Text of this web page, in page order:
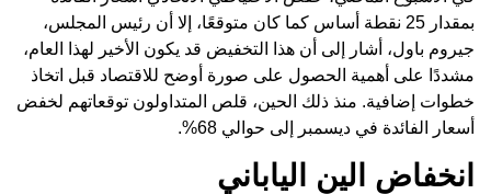
بمقدار 25 نقطة أساس كما كان متوقعًا، إلا أن رئيس المجلس،
جيروم باول، أشار إلى أن هذا التخفيض قد يكون الأخير لهذا العام،
مشددًا على أهمية الحصول على صورة أوضح للاقتصاد قبل اتخاذ
خطوات إضافية. منذ ذلك الحين، قلص المتداولون توقعاتهم لخفض
أسعار الفائدة في ديسمبر إلى حوالي 68%.
انخفاض الين الياباني